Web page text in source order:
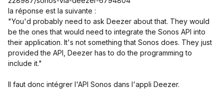
la réponse est la suivante :
"You'd probably need to ask Deezer about that. They would
be the ones that would need to integrate the Sonos API into
their application. It's not something that Sonos does. They just
provided the API, Deezer has to do the programming to
include it."
Il faut donc intégrer l'API Sonos dans l'appli Deezer.